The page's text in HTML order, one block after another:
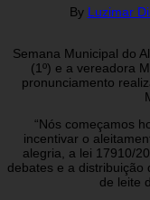
By Luzimar
Semana Municipal do
(1º) e a vereadora
pronunciamento
“Nós começamos
incentivar o
alegria, a lei 17910/
debates e a distribuição
de leite